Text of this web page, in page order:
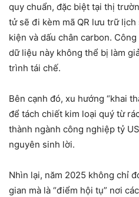
quy chuẩn, đặc biệt tại thị
tử sẽ đi kèm mã QR lưu trữ
kiện và dấu chân carbon.
dữ liệu này không thể bị làm
trình tái chế.
Bên cạnh đó, xu hướng “khai
để tách chiết kim loại quý từ
thành ngành công nghiệp tỷ
nguyên sinh lời.
Nhìn lại, năm 2025 không chỉ
gian mà là “điểm hội tụ” nơi